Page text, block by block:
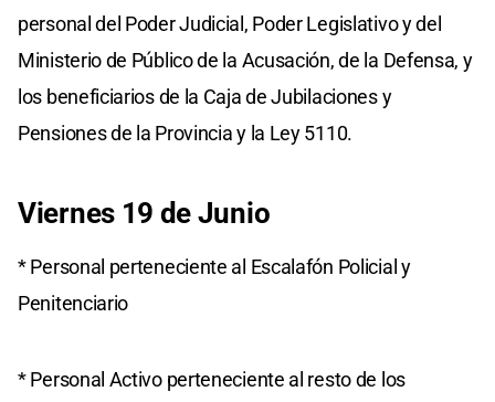
personal del Poder Judicial, Poder Legislativo y del
Ministerio de Público de la Acusación, de la Defensa, y
los beneficiarios de la Caja de Jubilaciones y
Pensiones de la Provincia y la Ley 5110.
Viernes 19 de Junio
* Personal perteneciente al Escalafón Policial y
Penitenciario
* Personal Activo perteneciente al resto de los